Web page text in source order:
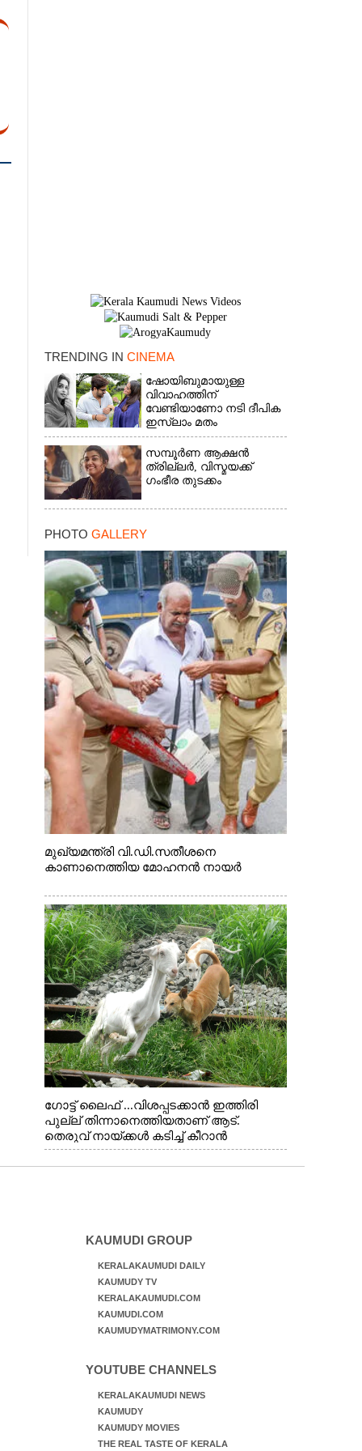
TRENDING IN CINEMA
ഷോയിബുമായുള്ള
വിവാഹത്തിന്
വേണ്ടിയാണോ നടി ദീപിക
ഇസ്ലാം മതം
സ്വീകരിച്ചത്?
സത്യാവസ്ഥ
വെളിപ്പെടുത്തി സുഹൃത്ത്‌
സമ്പൂർണ ആക്ഷൻ
ത്രില്ലർ,​ വിസ്മയക്ക്
ഗംഭീര തുടക്കം
PHOTO GALLERY
മുഖ്യമന്ത്രി വി.ഡി.സതീശനെ
കാണാനെത്തിയ മോഹനൻ നായർ
ഗോട്ട് ലൈഫ് ...വിശപ്പടക്കാൻ ഇത്തിരി
പുല്ല് തിന്നാനെത്തിയതാണ് ആട്.
തെരുവ് നായ്ക്കൾ കടിച്ച് കീറാൻ
വന്നതോടെ വയറിന്റെ ആന്തൽ മറന്ന്
ജീവന് വേണ്ടിയായി ഓട്ടം. എറണാകുളം
KAUMUDI GROUP
KERALAKAUMUDI DAILY
KAUMUDY TV
KERALAKAUMUDI.COM
KAUMUDI.COM
KAUMUDYMATRIMONY.COM
YOUTUBE CHANNELS
KERALAKAUMUDI NEWS
KAUMUDY
KAUMUDY MOVIES
THE REAL TASTE OF KERALA